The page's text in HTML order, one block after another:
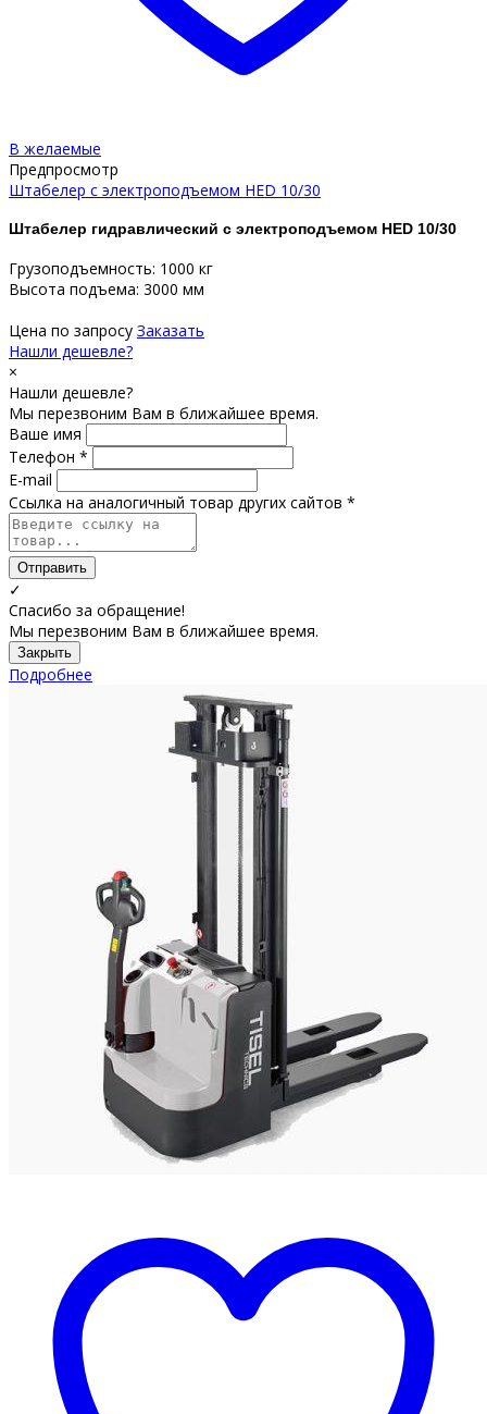
В желаемые
Предпросмотр
Штабелер с электроподъемом HED 10/30
Штабелер гидравлический с электроподъемом HED 10/30
Грузоподъемность: 1000 кг
Высота подъема: 3000 мм
Цена по запросу Заказать
Нашли дешевле?
×
Нашли дешевле?
Мы перезвоним Вам в ближайшее время.
Ваше имя
Телефон *
E-mail
Ссылка на аналогичный товар других сайтов *
Отправить
✓
Спасибо за обращение!
Мы перезвоним Вам в ближайшее время.
Закрыть
Подробнее